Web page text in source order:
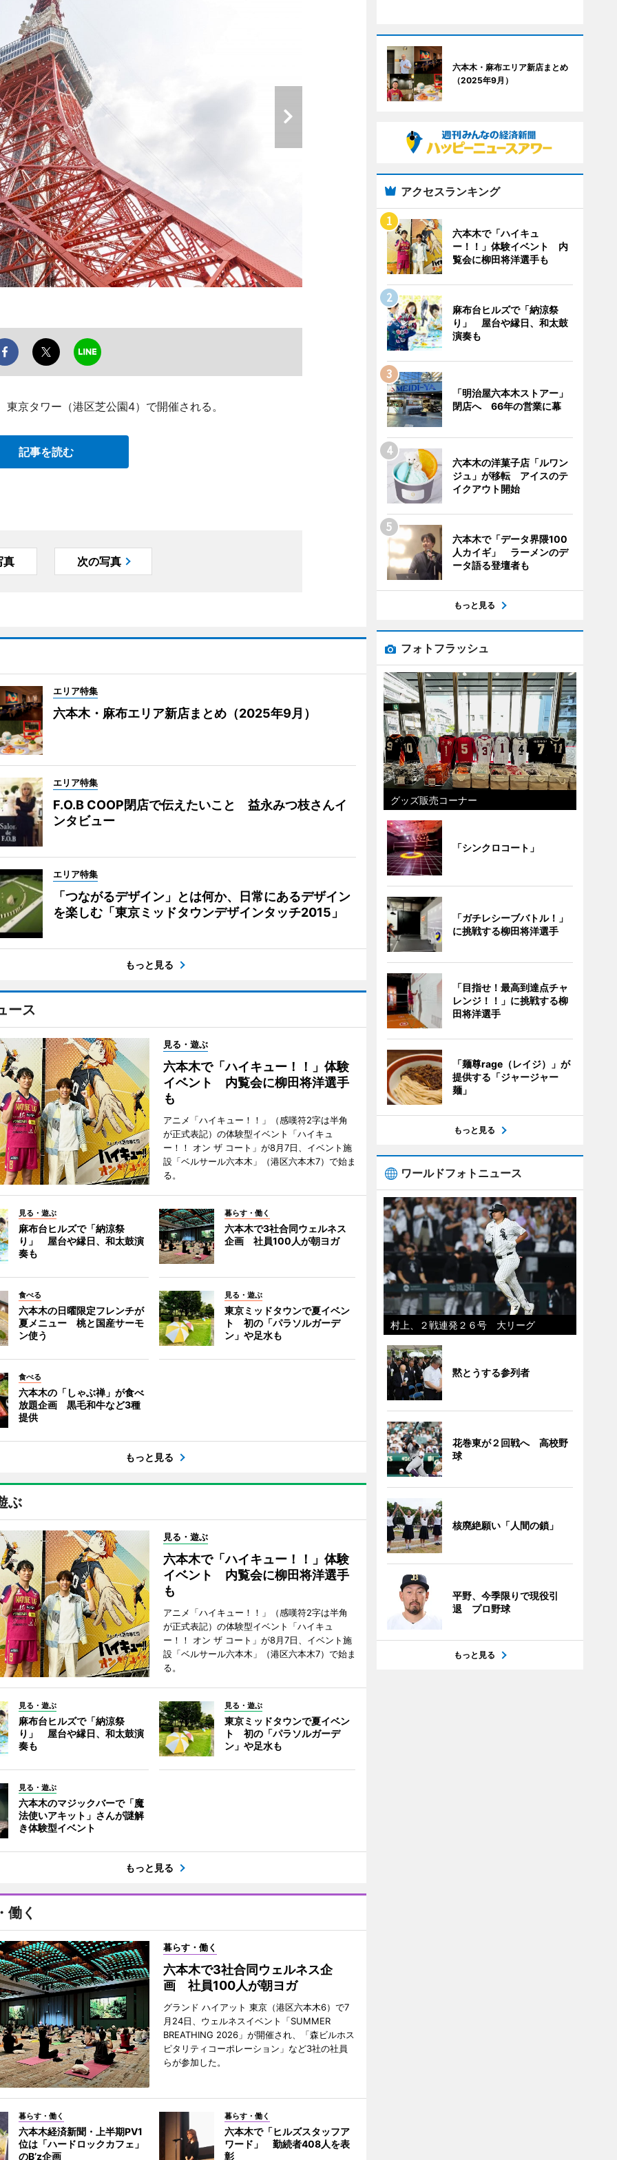
京タワー（港区芝公園4）で開催される。
記事を読む
真 次の写真
エリア特集
六本木・麻布エリア新店まとめ（2025年9月）
エリア特集
F.O.B COOP閉店で伝えたいこと 益永みつ枝さんイ
ンタビュー
エリア特集
「つながるデザイン」とは何か、日常にあるデザイン
を楽しむ「東京ミッドタウンデザインタッチ2015」
もっと見る
ース
見る・遊ぶ
六本木で「ハイキュー！！」体験
イベント 内覧会に柳田将洋選手
も
アニメ「ハイキュー！！」（感嘆符2字は半角
が正式表記）の体験型イベント「ハイキュ
ー！！ オン ザ コート」が8月7日、イベント施
設「ベルサール六本木」（港区六本木7）で始ま
る。
見る・遊ぶ
麻布台ヒルズで「納涼祭
り」 屋台や縁日、和太鼓演
奏も
暮らす・働く
六本木で3社合同ウェルネス
企画 社員100人が朝ヨガ
食べる
六本木の日曜限定フレンチが
夏メニュー 桃と国産サーモ
ン使う
見る・遊ぶ
東京ミッドタウンで夏イベン
ト 初の「パラソルガーデ
ン」や足水も
食べる
六本木の「しゃぶ禅」が食べ
放題企画 黒毛和牛など3種
提供
もっと見る
ぶ
見る・遊ぶ
六本木で「ハイキュー！！」体験
イベント 内覧会に柳田将洋選手
も
アニメ「ハイキュー！！」（感嘆符2字は半角
が正式表記）の体験型イベント「ハイキュ
ー！！ オン ザ コート」が8月7日、イベント施
設「ベルサール六本木」（港区六本木7）で始ま
る。
見る・遊ぶ
麻布台ヒルズで「納涼祭
り」 屋台や縁日、和太鼓演
奏も
見る・遊ぶ
東京ミッドタウンで夏イベン
ト 初の「パラソルガーデ
ン」や足水も
見る・遊ぶ
六本木のマジックバーで「魔
法使いアキット」さんが謎解
き体験型イベント
もっと見る
働く
暮らす・働く
六本木で3社合同ウェルネス企
画 社員100人が朝ヨガ
グランド ハイアット 東京（港区六本木6）で7
月24日、ウェルネスイベント「SUMMER
BREATHING 2026」が開催され、「森ビルホス
ピタリティコーポレーション」など3社の社員
らが参加した。
暮らす・働く
六本木経済新聞・上半期PV1
位は「ハードロックカフェ」
のB’z企画
暮らす・働く
六本木で「ヒルズスタッフア
ワード」 勤続者408人を表
彰
六本木・麻布エリア新店まとめ
（2025年9月）
アクセスランキング
六本木で「ハイキュ
ー！！」体験イベント 内
覧会に柳田将洋選手も
麻布台ヒルズで「納涼祭
り」 屋台や縁日、和太鼓
演奏も
「明治屋六本木ストアー」
閉店へ 66年の営業に幕
六本木の洋菓子店「ルワン
ジュ」が移転 アイスのテ
イクアウト開始
六本木で「データ界隈100
人カイギ」 ラーメンのデ
ータ語る登壇者も
もっと見る
フォトフラッシュ
グッズ販売コーナー
「シンクロコート」
「ガチレシーブバトル！」
に挑戦する柳田将洋選手
「目指せ！最高到達点チャ
レンジ！！」に挑戦する柳
田将洋選手
「麺尊rage（レイジ）」が
提供する「ジャージャー
麺」
もっと見る
ワールドフォトニュース
村上、２戦連発２６号 大リーグ
黙とうする参列者
花巻東が２回戦へ 高校野
球
核廃絶願い「人間の鎖」
平野、今季限りで現役引
退 プロ野球
もっと見る